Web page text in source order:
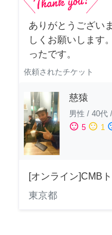
ありがとうござい
しくお願いします
ったです。
依頼されたチケット
慈猿
男性 / 40代 /
sentiment_satisfied 5 sentiment_neutral 1
[オンライン]CMB
東京都